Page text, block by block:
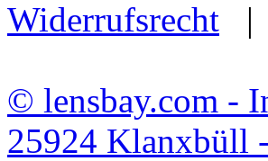
Widerrufsrecht |
© lensbay.com -
25924 Klanxbüll